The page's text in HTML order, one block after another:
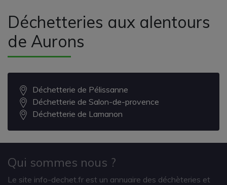
Déchetteries aux alentours
de Aurons
Déchetterie de Pélissanne
Déchetterie de Salon-de-provence
Déchetterie de Lamanon
Qui sommes nous ?
Le site info-dechet.fr est un annuaire des déchèteries et